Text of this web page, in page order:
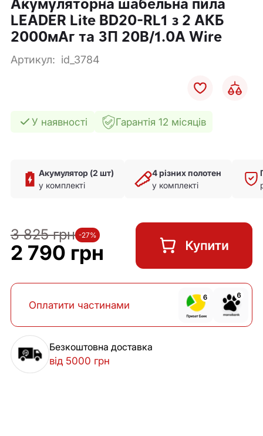
Акумуляторна шабельна пила
LEADER Lite BD20-RL1 з 2 АКБ
2000мАг та ЗП 20В/1.0А Wire
Артикул: id_3784
У наявності Гарантія 12 місяців
Акумулятор (2 шт)
у комплекті
4 різних полотен
у комплекті
3 825 грн -27%
2 790 грн
Оплатити частинами
Безкоштовна доставка
від 5000 грн